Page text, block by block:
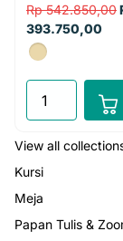
Rp 542.850,00
393.750,00
View all
Kursi
Meja
Papan Tulis &